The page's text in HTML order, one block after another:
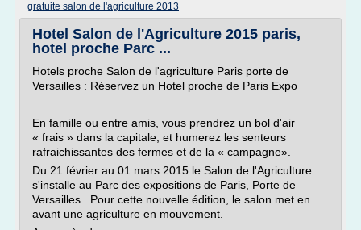
gratuite salon de l'agriculture 2013
Hotel Salon de l'Agriculture 2015 paris,
hotel proche Parc ...
Hotels proche Salon de l'agriculture Paris porte de
Versailles : Réservez un Hotel proche de Paris Expo
En famille ou entre amis, vous prendrez un bol d'air
« frais » dans la capitale, et humerez les senteurs
rafraichissantes des fermes et de la « campagne».
Du 21 février au 01 mars 2015 le Salon de l'Agriculture
s'installe au Parc des expositions de Paris, Porte de
Versailles. Pour cette nouvelle édition, le salon met en
avant une agriculture en mouvement.